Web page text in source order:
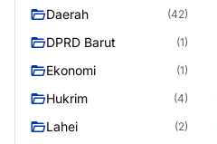
Daerah (42)
DPRD Barut (1)
Ekonomi (1)
Hukrim (4)
Lahei (2)